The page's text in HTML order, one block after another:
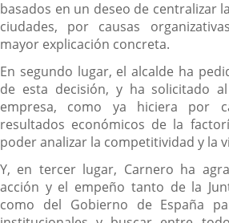
basados en un deseo de centralizar
ciudades, por causas
mayor explicación concreta.
En segundo lugar, el alcalde ha
de esta decisión, y ha solicitado
empresa, como ya hiciera por
resultados económicos de la
poder analizar la competitividad y la
Y, en tercer lugar, Carnero ha
acción y el empeño tanto de la
como del Gobierno de España